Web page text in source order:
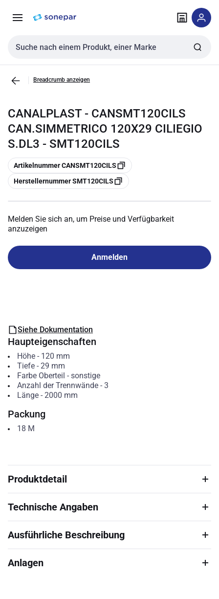
NavigationInhalt
Sucheingabe
Breadcrumb anzeigen
CANALPLAST - CANSMT120CILS
CAN.SIMMETRICO 120X29 CILIEGIO
S.DL3 - SMT120CILS
Kopieren
Artikelnummer CANSMT120CILS
Kopieren
Herstellernummer SMT120CILS
Melden Sie sich an, um Preise und Verfügbarkeit
anzuzeigen
Anmelden
Siehe Dokumentation
Haupteigenschaften
Höhe- 120 mm
Tiefe- 29 mm
Farbe Oberteil - sonstige
Anzahl der Trennwände- 3
Länge- 2000 mm
Packung
18 M
Produktdetail
Technische Angaben
Ausführliche Beschreibung
Anlagen